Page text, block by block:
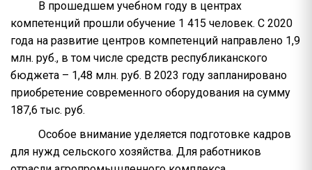
В прошедшем учебном году в центрах
компетенций прошли обучение 1 415 человек. С 2020
года на развитие центров компетенций направлено 1,9
млн. руб., в том числе средств республиканского
бюджета – 1,48 млн. руб. В 2023 году запланировано
приобретение современного оборудования на сумму
187,6 тыс. руб.
Особое внимание уделяется подготовке кадров
для нужд сельского хозяйства. Для работников